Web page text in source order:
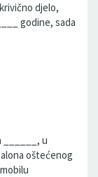
djelo,
godine, sada
______, u
oštećenog